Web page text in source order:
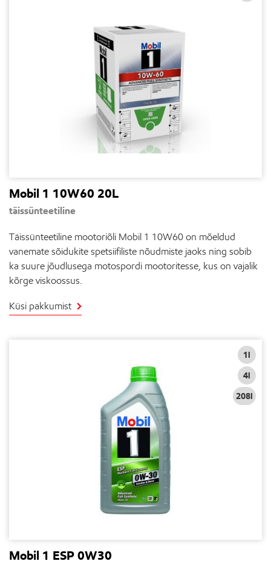
Mobil 1 10W60 20L
täissünteetiline
Täissünteetiline mootoriõli Mobil 1 10W60 on mõeldud
vanemate sõidukite spetsiifiliste nõudmiste jaoks ning sobib
ka suure jõudlusega motospordi mootoritesse, kus on vajalik
kõrge viskoossus.
Küsi pakkumist
1l
4l
208l
Mobil 1 ESP 0W30